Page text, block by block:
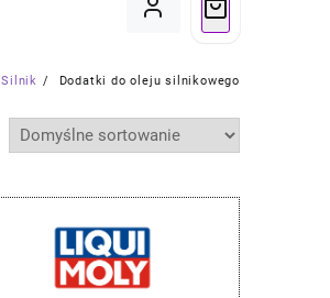
Silnik Dodatki do oleju silnikowego